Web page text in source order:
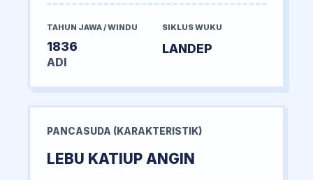
TAHUN JAWA / WINDU
1836
ADI
SIKLUS WUKU
LANDEP
PANCASUDA (KARAKTERISTIK)
LEBU KATIUP ANGIN